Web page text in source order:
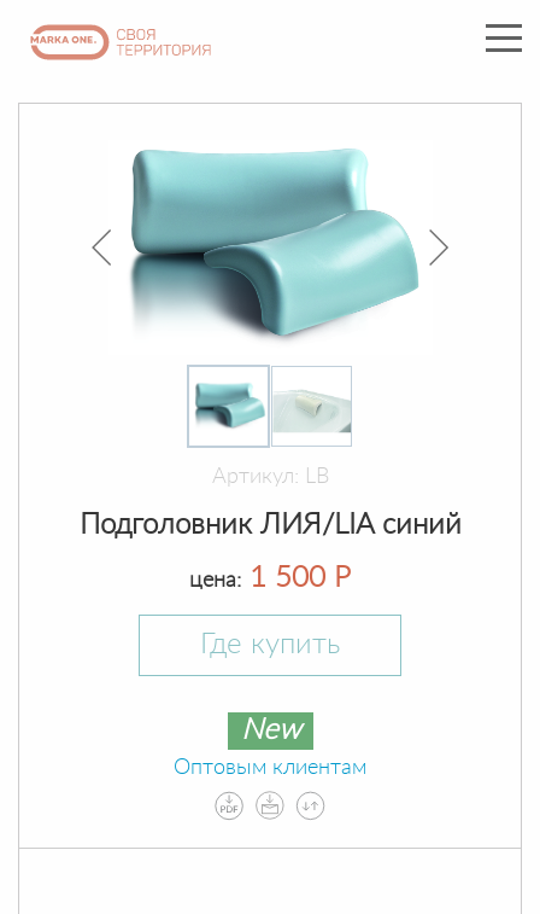
Артикул: LB
Подголовник ЛИЯ/LIA синий
цена: 1 500 Р
Где купить
New
Оптовым клиентам